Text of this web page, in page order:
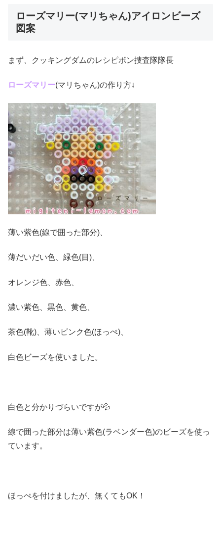
ローズマリー(マリちゃん)アイロンビーズ
図案
まず、クッキングダムのレシピボン捜査隊隊長
ローズマリー(マリちゃん)の作り方↓
薄い紫色(線で囲った部分)、
薄だいだい色、緑色(目)、
オレンジ色、赤色、
濃い紫色、黒色、黄色、
茶色(靴)、薄いピンク色(ほっぺ)、
白色ビーズを使いました。
白色と分かりづらいですが💦
線で囲った部分は薄い紫色(ラベンダー色)のビーズを使っ
ています。
ほっぺを付けましたが、無くてもOK！